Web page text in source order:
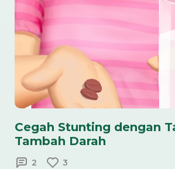
Cegah Stunting dengan
Tambah Darah
2 3